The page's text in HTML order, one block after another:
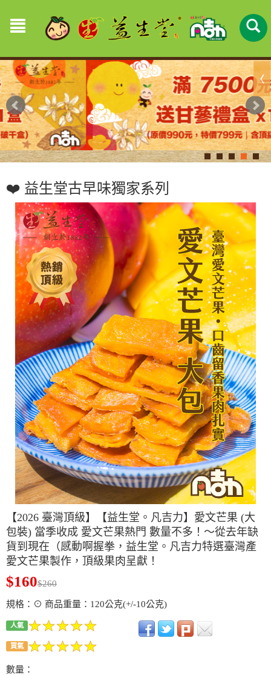
❤️ 益生堂古早味獨家系列
【2026 臺灣頂級】【益生堂。凡吉力】愛文芒果 (大
包裝) 當季收成 愛文芒果熱門 數量不多！〜從去年缺
貨到現在（感動啊握拳，益生堂。凡吉力特選臺灣產
愛文芒果製作，頂級果肉呈獻！
$160$260
規格：⊙ 商品重量：120公克(+/-10公克)
人氣
買氣
數量：